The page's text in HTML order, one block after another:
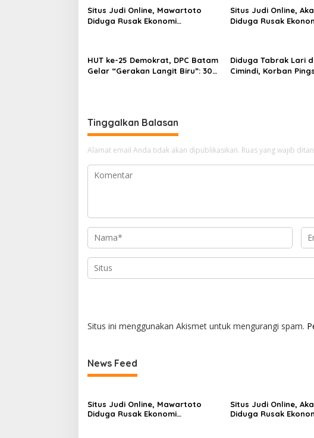
s
i
o
s
Situs Judi Online, Mawartoto
Diduga Rusak Ekonomi
Situs Judi Online,
Diduga Rusak
HUT ke-25 Demokrat, DPC Batam
Gelar “Gerakan Langit Biru”: 300
Diduga Tabrak Lari
Cimindi, Korban
Tinggalkan Balasan
Alamat email Anda tidak akan dipublikasikan. Ruas yang wajib
Situs ini menggunakan Akismet untuk mengurangi spam.
News Feed
Situs Judi Online, Mawartoto
Diduga Rusak Ekonomi
Situs Judi Online,
Diduga Rusak